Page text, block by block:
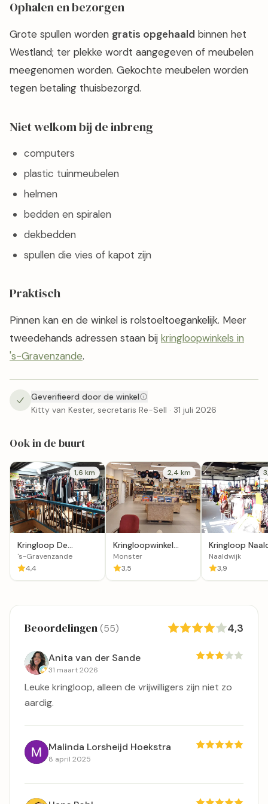
Ophalen en bezorgen
Grote spullen worden gratis opgehaald binnen het
Westland; ter plekke wordt aangegeven of meubelen
meegenomen worden. Gekochte meubelen worden
tegen betaling thuisbezorgd.
Niet welkom bij de inbreng
computers
plastic tuinmeubelen
helmen
bedden en spiralen
dekbedden
spullen die vies of kapot zijn
Praktisch
Pinnen kan en de winkel is rolstoeltoegankelijk. Meer
tweedehands adressen staan bij kringloopwinkels in
's-Gravenzande.
Geverifieerd door de winkel
Kitty van Kester, secretaris Re-Sell · 31 juli 2026
Ook in de buurt
1,6 km
Kringloop De
Recycling in 's-
Gravenzande
's-Gravenzande
4,4
2,4 km
Kringloopwinkel
RataPlan in Monster
Monster
3,5
Kringloop
Naaldwijk
3,9
Beoordelingen(55) 4,3
Anita van der Sande
31 maart 2026
Leuke kringloop, alleen de vrijwilligers zijn niet zo
aardig.
Malinda Lorsheijd Hoekstra
8 april 2025